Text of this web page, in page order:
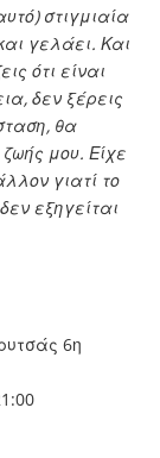
στιγμιαία
γελάει. Και
ότι είναι
δεν ξέρεις
θα
μου. Είχε
γιατί το
εξηγείται
6η